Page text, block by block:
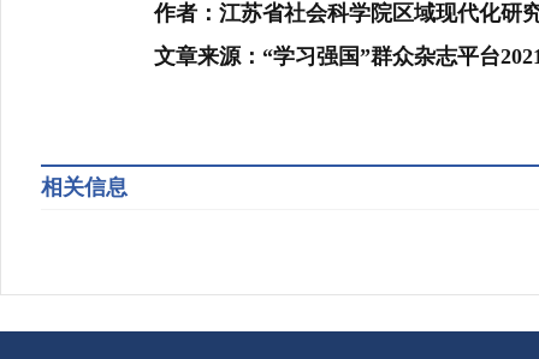
作者：江苏省社会科学院区域现代化研
文章来源：“学习强国”群众杂志平台
相关信息